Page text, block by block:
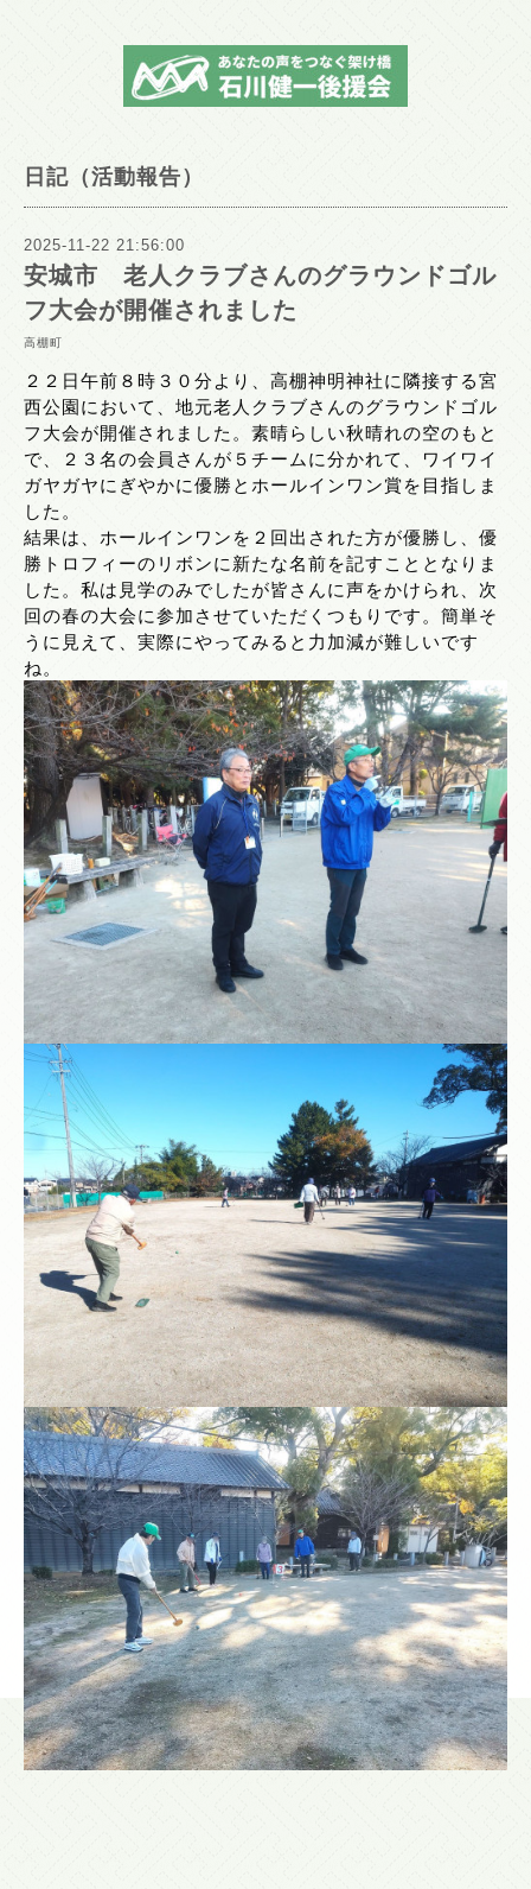
日記（活動報告）
2025-11-22 21:56:00
安城市 老人クラブさんのグラウンドゴル
フ大会が開催されました
高棚町
２２日午前８時３０分より、高棚神明神社に隣接する宮
西公園において、地元老人クラブさんのグラウンドゴル
フ大会が開催されました。素晴らしい秋晴れの空のもと
で、２３名の会員さんが５チームに分かれて、ワイワイ
ガヤガヤにぎやかに優勝とホールインワン賞を目指しま
した。
結果は、ホールインワンを２回出された方が優勝し、優
勝トロフィーのリボンに新たな名前を記すこととなりま
した。私は見学のみでしたが皆さんに声をかけられ、次
回の春の大会に参加させていただくつもりです。簡単そ
うに見えて、実際にやってみると力加減が難しいです
ね。